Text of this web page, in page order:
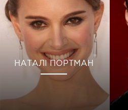
НАТАЛІ ПОРТМАН